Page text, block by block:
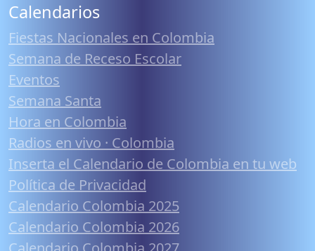
Calendarios
Fiestas Nacionales en Colombia
Semana de Receso Escolar
Eventos
Semana Santa
Hora en Colombia
Radios en vivo · Colombia
Inserta el Calendario de Colombia en tu web
Política de Privacidad
Calendario Colombia 2025
Calendario Colombia 2026